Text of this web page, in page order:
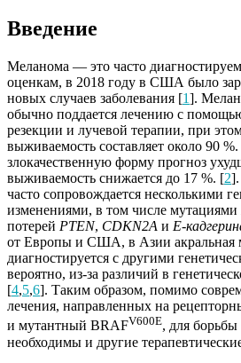
Введение
Меланома — это часто
оценкам, в 2018 году в США было
новых случаев заболевания [1].
обычно поддается лечению с
резекции и лучевой терапии, при
выживаемость составляет около 90
злокачественную форму прогноз
выживаемость снижается до 17 %. [2].
часто сопровождается несколькими
изменениями, в том числе мутациями
потерей PTEN, CDKN2A и E-
от Европы и США, в Азии акральная
диагностируется с другими
вероятно, из-за различий в
[4,5,6]. Таким образом, помимо
лечения, направленных на
и мутантный BRAFV600E, для
необходимы и другие